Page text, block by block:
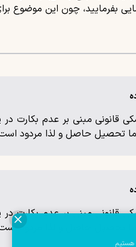
بفرمایید، چون این موضوع
قانونی مبنی بر عدم بکارت
تحصیل حاصل و لذا مردود
قانونی مبنی بر عدم بکارت
تحصیل حاصل و لذا مردود